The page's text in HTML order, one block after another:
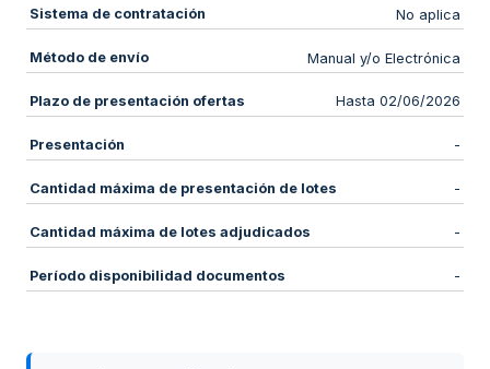
Sistema de contratación No aplica
Método de envío Manual y/o Electrónica
Plazo de presentación ofertas Hasta 02/06/2026
Presentación -
Cantidad máxima de presentación de lotes -
Cantidad máxima de lotes adjudicados -
Período disponibilidad documentos -